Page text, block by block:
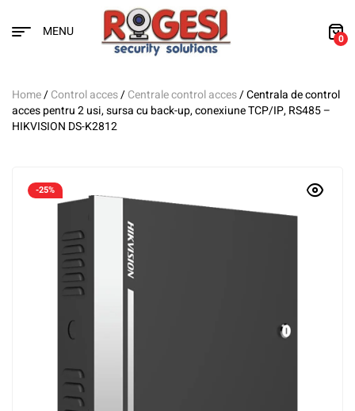
MENU 0
Home/Control acces/Centrale control acces/ Centrala de control
acces pentru 2 usi, sursa cu back-up, conexiune TCP/IP, RS485 –
HIKVISION DS-K2812
-25%